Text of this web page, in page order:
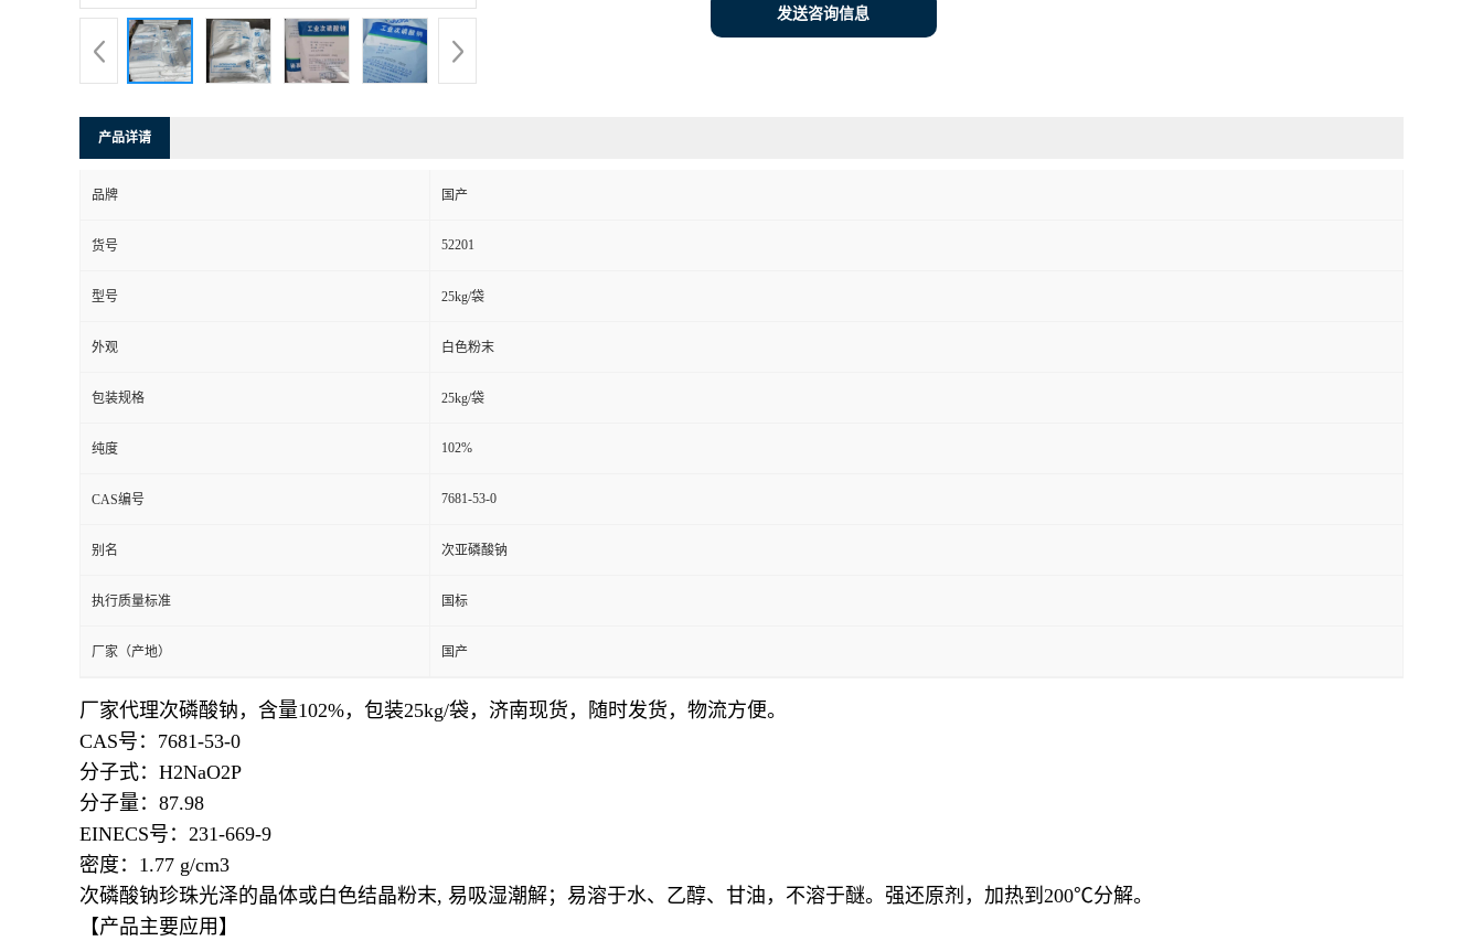
发送咨询信息
产品详请
品牌 国产
货号 52201
型号 25kg/袋
外观 白色粉末
包装规格 25kg/袋
纯度 102%
CAS编号 7681-53-0
别名 次亚磷酸钠
执行质量标准 国标
厂家（产地） 国产
厂家代理次磷酸钠，含量102%，包装25kg/袋，济南现货，随时发货，物流方便。
CAS号：7681-53-0
分子式：H2NaO2P
分子量：87.98
EINECS号：231-669-9
密度：1.77 g/cm3
次磷酸钠珍珠光泽的晶体或白色结晶粉末, 易吸湿潮解；易溶于水、乙醇、甘油，不溶于醚。强还原剂，加热到200℃分解。
【产品主要应用】